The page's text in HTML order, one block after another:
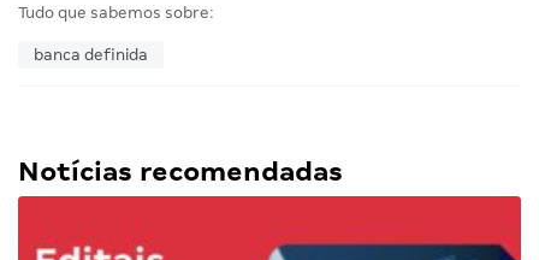
Tudo que sabemos sobre:
banca definida
Notícias recomendadas